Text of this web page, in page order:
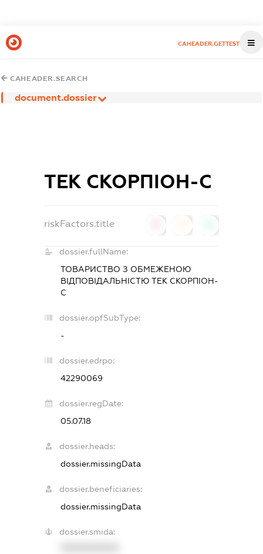
CAHEADER.GETTEST
CAHEADER.SEARCH
document.dossier
ТЕК СКОРПІОН-С
riskFactors.title
dossier.fullName:
ТОВАРИСТВО З ОБМЕЖЕНОЮ
ВІДПОВІДАЛЬНІСТЮ ТЕК СКОРПІОН-
С
dossier.opfSubType:
-
dossier.edrpo:
42290069
dossier.regDate:
05.07.18
dossier.heads:
dossier.missingData
dossier.beneficiaries:
dossier.missingData
dossier.smida: